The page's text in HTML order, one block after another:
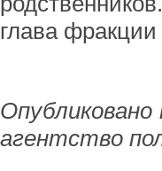
глава
агентство